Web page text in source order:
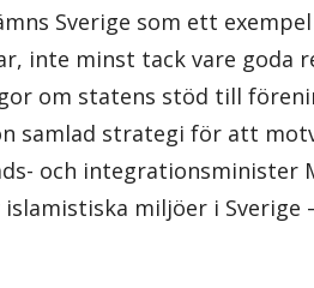
Sverige som ett
inte minst tack vare goda
om statens stöd till
samlad strategi för att
och integrationsminister
miljöer i